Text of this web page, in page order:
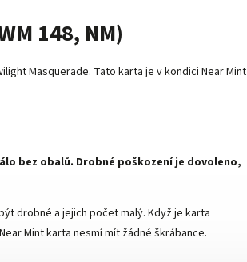
148, NM)
Masquerade. Tato karta je v kondici Near Mint
bez obalů. Drobné poškození je dovoleno,
drobné a jejich počet malý. Když je karta
Mint karta nesmí mít žádné škrábance.